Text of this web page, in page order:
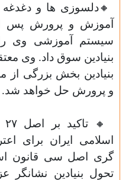
🔸دلسوزی ها و دغدغه
آموزش و پرورش پس
سیستم آموزشی وی
بنیادین سوق داد. وی
بنیادین بخش بزرگی
و پرورش حل خواهد شد.
🔸
اسلامی ایران برای
گری اصل سی قانون
تحول بنیادین